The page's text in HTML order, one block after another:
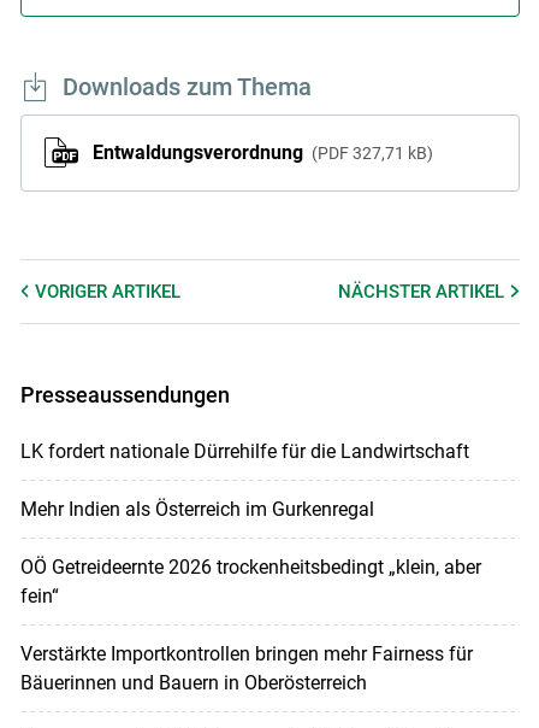
Downloads zum Thema
Entwaldungsverordnung PDF 327,71 kB
VORIGER ARTIKEL NÄCHSTERARTIKEL
Presseaussendungen
LK fordert nationale Dürrehilfe für die Landwirtschaft
Mehr Indien als Österreich im Gurkenregal
OÖ Getreideernte 2026 trockenheitsbedingt „klein, aber
fein“
Verstärkte Importkontrollen bringen mehr Fairness für
Bäuerinnen und Bauern in Oberösterreich